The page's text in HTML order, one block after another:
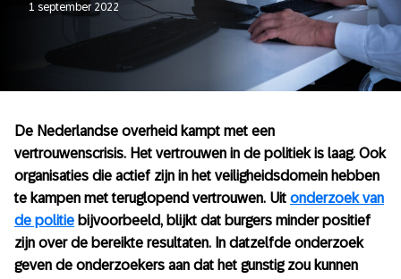
1 september 2022
De Nederlandse overheid kampt met een
vertrouwenscrisis. Het vertrouwen in de politiek is laag. Ook
organisaties die actief zijn in het veiligheidsdomein hebben
te kampen met teruglopend vertrouwen. Uit onderzoek van
de politie bijvoorbeeld, blijkt dat burgers minder positief
zijn over de bereikte resultaten. In datzelfde onderzoek
geven de onderzoekers aan dat het gunstig zou kunnen